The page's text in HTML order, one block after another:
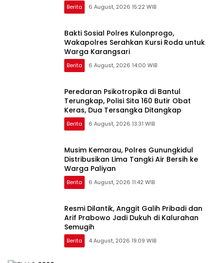
Berita 6 August, 2026 15:22 WIB
Bakti Sosial Polres Kulonprogo,
Wakapolres Serahkan Kursi Roda untuk
Warga Karangsari
Berita 6 August, 2026 14:00 WIB
Peredaran Psikotropika di Bantul
Terungkap, Polisi Sita 160 Butir Obat
Keras, Dua Tersangka Ditangkap
Berita 6 August, 2026 13:31 WIB
Musim Kemarau, Polres Gunungkidul
Distribusikan Lima Tangki Air Bersih ke
Warga Paliyan
Berita 6 August, 2026 11:42 WIB
Resmi Dilantik, Anggit Galih Pribadi dan
Arif Prabowo Jadi Dukuh di Kalurahan
Semugih
Berita 4 August, 2026 19:09 WIB